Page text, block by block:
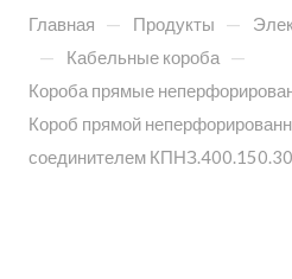
Главная — Продукты —
— Кабельные короба —
Короба прямые
Короб прямой
соединителем